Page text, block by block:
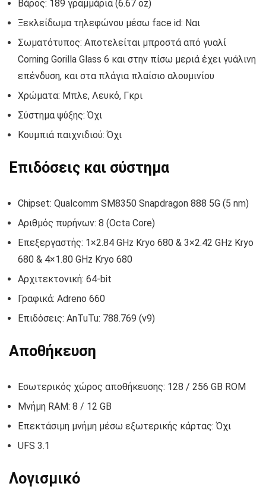
Βάρος: 189 γραμμάρια (6.67 oz)
Ξεκλείδωμα τηλεφώνου μέσω face id: Ναι
Σωματότυπος: Αποτελείται μπροστά από γυαλί
Corning Gorilla Glass 6 και στην πίσω μεριά έχει γυάλινη
επένδυση, και στα πλάγια πλαίσιο αλουμινίου
Χρώματα: Μπλε, Λευκό, Γκρι
Σύστημα ψύξης: Όχι
Κουμπιά παιχνιδιού: Όχι
Επιδόσεις και σύστημα
Chipset: Qualcomm SM8350 Snapdragon 888 5G (5 nm)
Αριθμός πυρήνων: 8 (Octa Core)
Επεξεργαστής: 1×2.84 GHz Kryo 680 & 3×2.42 GHz Kryo
680 & 4×1.80 GHz Kryo 680
Αρχιτεκτονική: 64-bit
Γραφικά: Adreno 660
Επιδόσεις: AnTuTu: 788.769 (v9)
Αποθήκευση
Εσωτερικός χώρος αποθήκευσης: 128 / 256 GB ROM
Μνήμη RAM: 8 / 12 GB
Επεκτάσιμη μνήμη μέσω εξωτερικής κάρτας: Όχι
UFS 3.1
Λογισμικό